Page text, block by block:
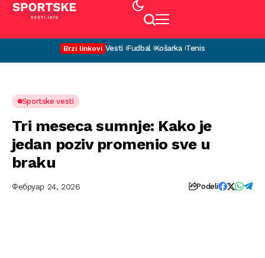
Brzi linkovi Vesti Fudbal Košarka Tenis
Sportske vesti
Tri meseca sumnje: Kako je
jedan poziv promenio sve u
braku
Фебруар 24, 2026 Podeli